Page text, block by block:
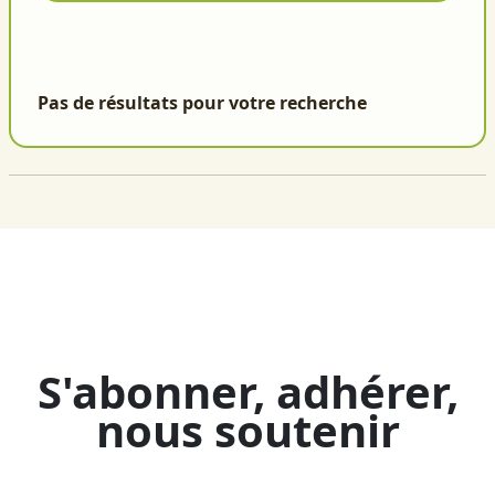
Pas de résultats pour votre recherche
S'abonner, adhérer,
nous soutenir